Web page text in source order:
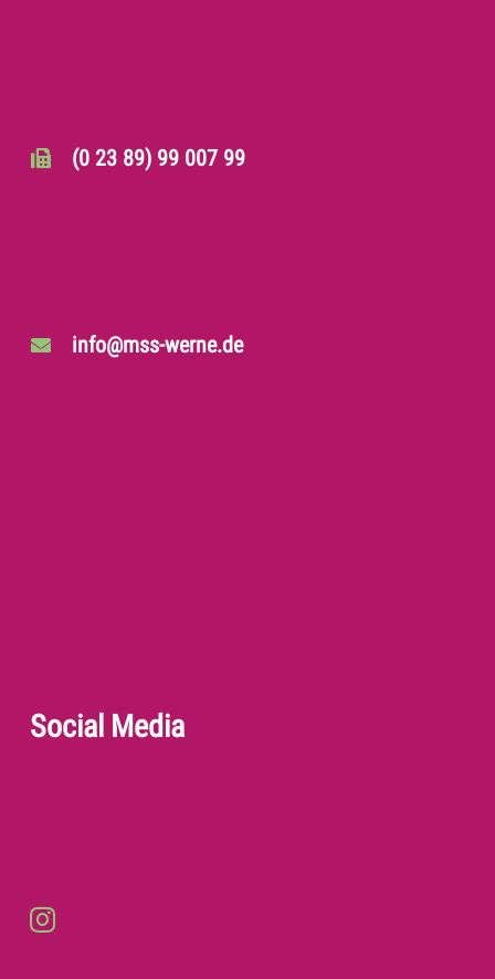
(0 23 89) 99 007 99
info@mss-werne.de
Social Media